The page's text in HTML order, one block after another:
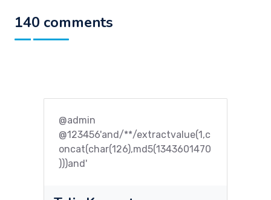
140 comments
@admin
@123456'and/**/extractvalue(1,c
oncat(char(126),md5(1343601470
)))and'